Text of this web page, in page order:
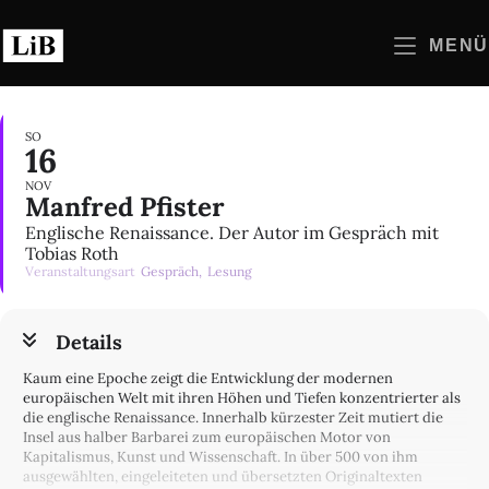
Inhalt
springen
MENÜ
SO
16
NOV
Manfred Pfister
Englische Renaissance. Der Autor im Gespräch mit
Tobias Roth
Veranstaltungsart Gespräch, Lesung
Details
Kaum eine Epoche zeigt die Entwicklung der modernen
europäischen Welt mit ihren Höhen und Tiefen konzentrierter als
die englische Renaissance. Innerhalb kürzester Zeit mutiert die
Insel aus halber Barbarei zum europäischen Motor von
Kapitalismus, Kunst und Wissenschaft. In über 500 von ihm
ausgewählten, eingeleiteten und übersetzten Originaltexten